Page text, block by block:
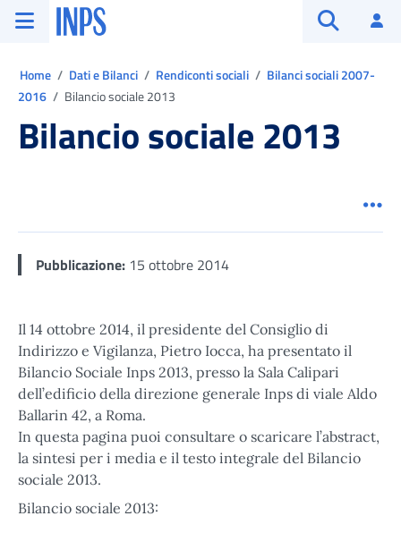
Vai al menu principale
Vai al contenuto principale
Vai al pie' di pagina
INPS ()
Home Dati e Bilanci Rendiconti sociali
Bilanci sociali 2007-
2016
Bilancio sociale 2013
Bilancio sociale 2013
Pubblicazione: 15 ottobre 2014
Il 14 ottobre 2014, il presidente del Consiglio di
Indirizzo e Vigilanza, Pietro Iocca, ha presentato il
Bilancio Sociale Inps 2013, presso la Sala Calipari
dell’edificio della direzione generale Inps di viale Aldo
Ballarin 42, a Roma.
In questa pagina puoi consultare o scaricare l’abstract,
la sintesi per i media e il testo integrale del Bilancio
sociale 2013.
Bilancio sociale 2013: